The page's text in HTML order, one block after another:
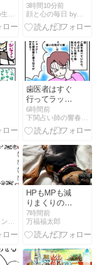
あぁ、トマコの生きる道【マンガ】
ラダを着た悪
魔2」の感想
と分析【絵と
3時間10分前
顔と心の毎日 by表こころ
歯医者はすぐ
行ってラッキ
ー
6時間前
下関占い師の響春の占い絵日記
和風名刺デザインの事なら名刺広芸＆YOU
HPもMPも減
りまくりの飼
い主
7時間前
万福福太郎